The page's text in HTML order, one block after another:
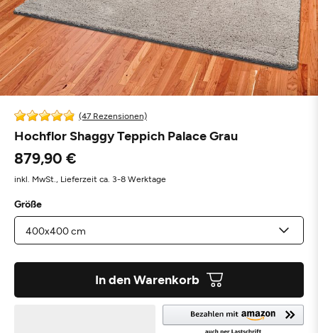
(47 Rezensionen)
Hochflor Shaggy Teppich Palace Grau
879,90 €
inkl. MwSt., Lieferzeit ca. 3-8 Werktage
Größe
In den Warenkorb